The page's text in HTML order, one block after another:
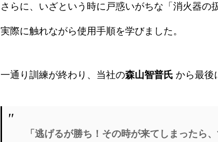
さらに、いざという時に戸惑いがちな「消火器
実際に触れながら使用手順を学びました。
一通り訓練が終わり、当社の森山智普氏 から最後
「逃げるが勝ち！その時が来てしまったら